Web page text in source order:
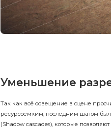
Уменьшение
Так как всё освещение в сцене
ресурсоёмким, последним шагом
(Shadow cascades), которые